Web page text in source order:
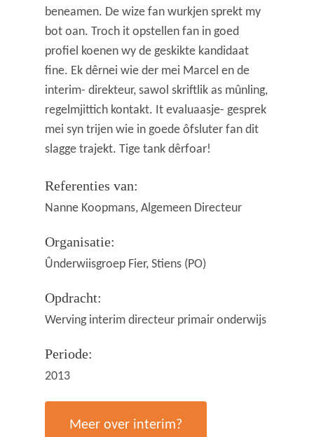
beneamen. De wize fan wurkjen sprekt my
bot oan. Troch it opstellen fan in goed
profiel koenen wy de geskikte kandidaat
fine. Ek dêrnei wie der mei Marcel en de
interim- direkteur, sawol skriftlik as mûnling,
regelmjittich kontakt. It evaluaasje- gesprek
mei syn trijen wie in goede ôfsluter fan dit
slagge trajekt. Tige tank dêrfoar!
Referenties van:
Nanne Koopmans, Algemeen Directeur
Organisatie:
Ûnderwiisgroep Fier, Stiens (PO)
Opdracht:
Werving interim directeur primair onderwijs
Periode:
2013
Meer over interim?